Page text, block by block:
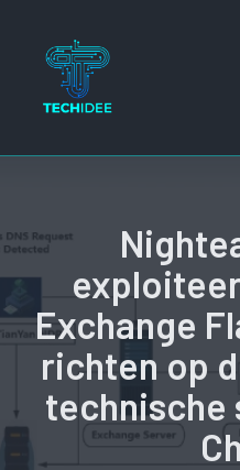
inhoud
Exchange
richten op
technische